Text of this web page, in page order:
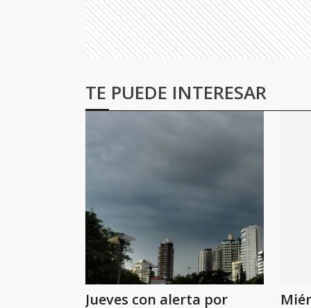
TE PUEDE INTERESAR
Jueves con alerta por